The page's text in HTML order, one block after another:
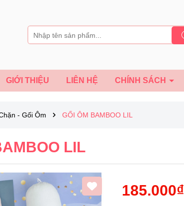
GIỚI THIỆU LIÊN HỆ CHÍNH SÁCH
- Gối Ôm GỐI ÔM BAMBOO LIL
LIL
185.000₫